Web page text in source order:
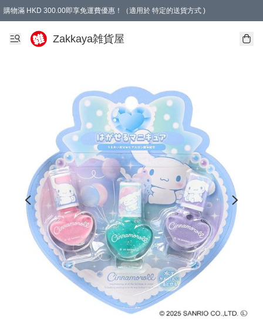
購物滿 HKD 300.00即享免運費優惠！（適用於 特定的送貨方式 )
Zakkaya雑貨屋